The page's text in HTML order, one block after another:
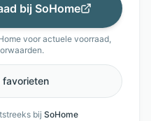
bij SoHome
voor actuele voorraad,
favorieten
bij SoHome